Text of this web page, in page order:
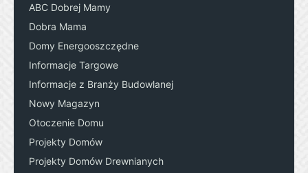
ABC Dobrej Mamy
Dobra Mama
Domy Energooszczędne
Informacje Targowe
Informacje z Branży Budowlanej
Nowy Magazyn
Otoczenie Domu
Projekty Domów
Projekty Domów Drewnianych